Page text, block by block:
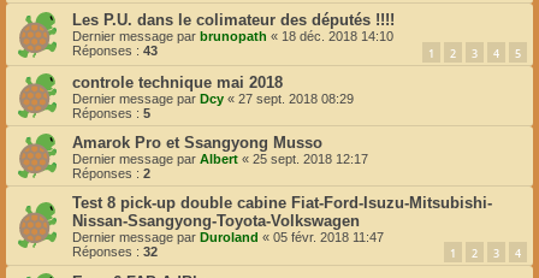
Les P.U. dans le colimateur des députés !!!!
Dernier message par brunopath « 18 déc. 2018 14:10
Réponses : 43 1 2 3 4 5
controle technique mai 2018
Dernier message par Dcy « 27 sept. 2018 08:29
Réponses : 5
Amarok Pro et Ssangyong Musso
Dernier message par Albert « 25 sept. 2018 12:17
Réponses : 2
Test 8 pick-up double cabine Fiat-Ford-Isuzu-Mitsubishi-
Nissan-Ssangyong-Toyota-Volkswagen
Dernier message par Duroland « 05 févr. 2018 11:47
Réponses : 32 1 2 3 4